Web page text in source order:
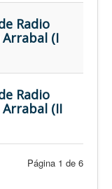
Radio
(I
Radio
(II
Página 1 de 6